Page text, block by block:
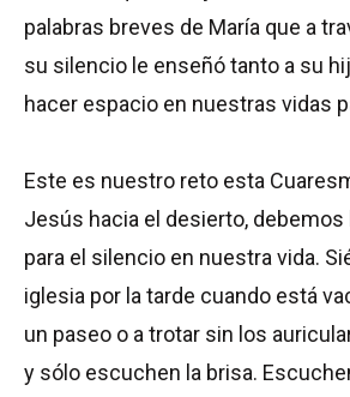
palabras breves de María que a
su silencio le enseñó tanto a su
hacer espacio en nuestras vidas
Este es nuestro reto esta
Jesús hacia el desierto,
para el silencio en nuestra vida.
iglesia por la tarde cuando está
un paseo o a trotar sin los
y sólo escuchen la brisa.